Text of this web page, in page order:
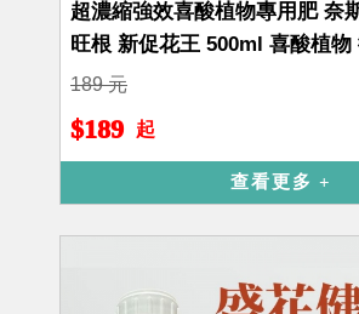
超濃縮強效喜酸植物專用肥 奈
旺根 新促花王 500ml 喜酸植物
莓肥 藍莓
189 元
$189 起
查看更多